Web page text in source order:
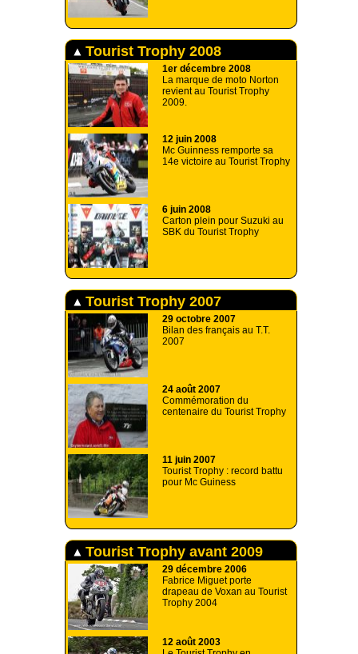
Tourist Trophy 2008
1er décembre 2008
La marque de moto Norton
revient au Tourist Trophy
2009.
12 juin 2008
Mc Guinness remporte sa
14e victoire au Tourist Trophy
6 juin 2008
Carton plein pour Suzuki au
SBK du Tourist Trophy
Tourist Trophy 2007
29 octobre 2007
Bilan des français au T.T.
2007
24 août 2007
Commémoration du
centenaire du Tourist Trophy
11 juin 2007
Tourist Trophy : record battu
pour Mc Guiness
Tourist Trophy avant 2009
29 décembre 2006
Fabrice Miguet porte
drapeau de Voxan au Tourist
Trophy 2004
12 août 2003